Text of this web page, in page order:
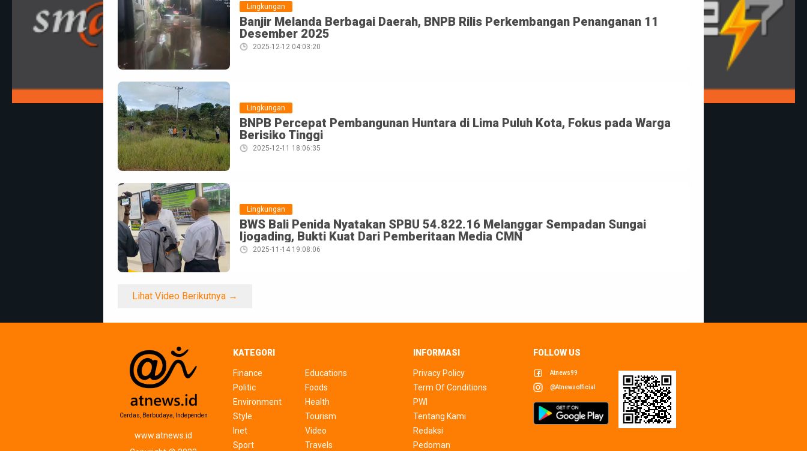
Lingkungan
Banjir Melanda Berbagai Daerah, BNPB Rilis Perkembangan Penanganan 11
Desember 2025
2025-12-12 04:03:20
Lingkungan
BNPB Percepat Pembangunan Huntara di Lima Puluh Kota, Fokus pada Warga
Berisiko Tinggi
2025-12-11 18:06:35
Lingkungan
BWS Bali Penida Nyatakan SPBU 54.822.16 Melanggar Sempadan Sungai
Ijogading, Bukti Kuat Dari Pemberitaan Media CMN
2025-11-14 19:08:06
Lihat Video Berikutnya →
Cerdas, Berbudaya, Independen
www.atnews.id
KATEGORI
Finance
Politic
Environment
Style
Inet
Sport
Educations
Foods
Health
Tourism
Video
Travels
INFORMASI
Privacy Policy
Term Of Conditions
PWI
Tentang Kami
Redaksi
Pedoman
FOLLOW US
Atnews99
@atnewsofficial